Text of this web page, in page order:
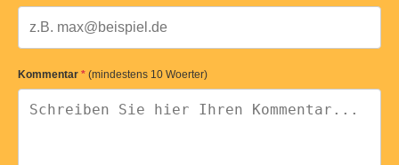
Kommentar * (mindestens 10 Woerter)